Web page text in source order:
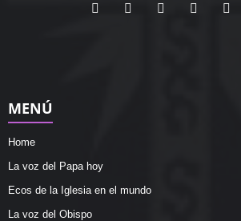
MENÚ
Home
La voz del Papa hoy
Ecos de la Iglesia en el mundo
La voz del Obispo